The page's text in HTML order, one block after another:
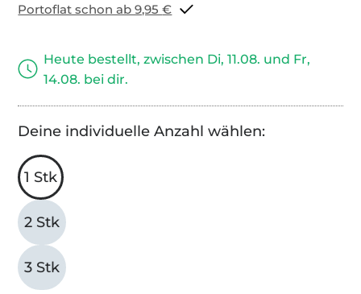
Portoflat schon ab 9,95 €
Heute bestellt, zwischen Di, 11.08. und Fr,
14.08. bei dir.
Deine individuelle Anzahl wählen:
1 Stk
2 Stk
3 Stk